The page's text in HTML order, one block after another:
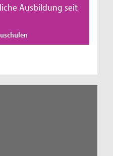
Ausbildung seit